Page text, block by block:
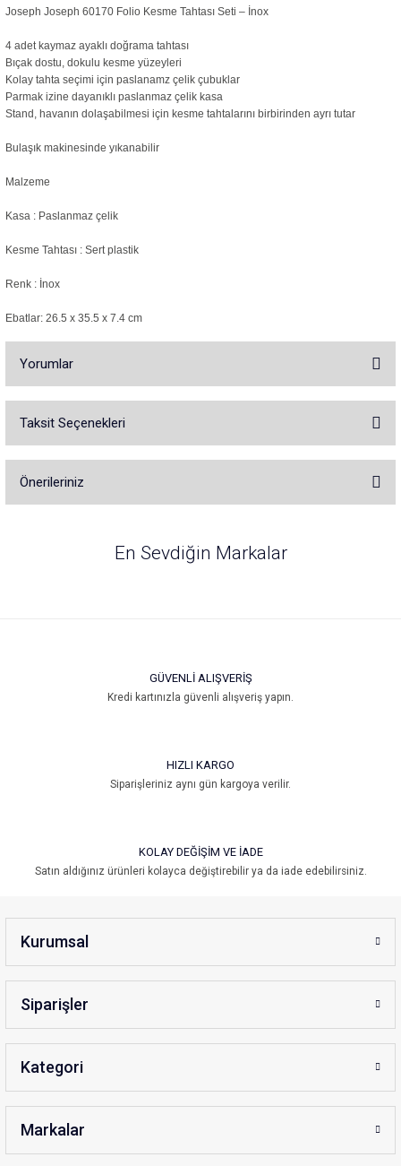
Joseph Joseph 60170 Folio Kesme Tahtası Seti – İnox
4 adet kaymaz ayaklı doğrama tahtası
Bıçak dostu, dokulu kesme yüzeyleri
Kolay tahta seçimi için paslanamz çelik çubuklar
Parmak izine dayanıklı paslanmaz çelik kasa
Stand, havanın dolaşabilmesi için kesme tahtalarını birbirinden ayrı tutar
Bulaşık makinesinde yıkanabilir
Malzeme
Kasa : Paslanmaz çelik
Kesme Tahtası : Sert plastik
Renk : İnox
Ebatlar: 26.5 x 35.5 x 7.4 cm
Yorumlar
Taksit Seçenekleri
Önerileriniz
Ürün bilgilerinde hatalar bulunuyor.
Ürün fiyatı diğer sitelerden daha pahalı.
En Sevdiğin Markalar
GÜVENLİ ALIŞVERİŞ
Kredi kartınızla güvenli alışveriş yapın.
HIZLI KARGO
Siparişleriniz aynı gün kargoya verilir.
KOLAY DEĞİŞİM VE İADE
Satın aldığınız ürünleri kolayca değiştirebilir ya da iade edebilirsiniz.
Kurumsal
Siparişler
Kategori
Markalar